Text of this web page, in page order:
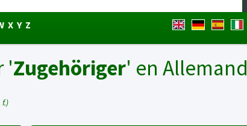
X Y Z
'Zugehöriger' en Allemand
f.)